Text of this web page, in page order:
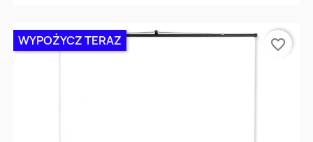
WYPOŻYCZ TERAZ favorite_border